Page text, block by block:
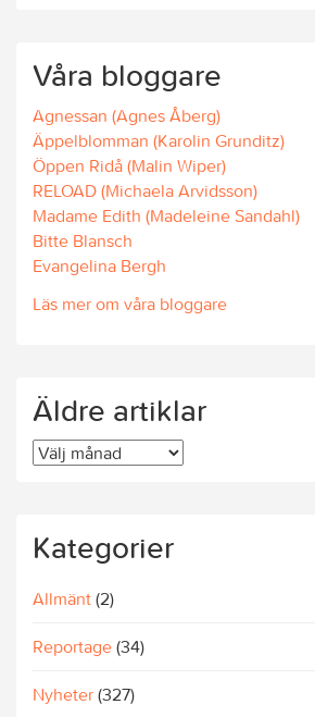
Våra bloggare
Agnessan (Agnes Åberg)
Äppelblomman (Karolin Grunditz)
Öppen Ridå (Malin Wiper)
RELOAD (Michaela Arvidsson)
Madame Edith (Madeleine Sandahl)
Bitte Blansch
Evangelina Bergh
Läs mer om våra bloggare
Äldre artiklar
Äldre
Kategorier
Allmänt (2)
Reportage (34)
Nyheter (327)